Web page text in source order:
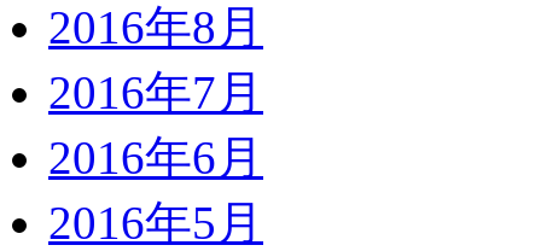
2016年8月
2016年7月
2016年6月
2016年5月